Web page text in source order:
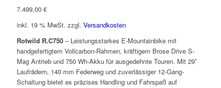
7.499,00 €
inkl. 19 % MwSt. zzgl. Versandkosten
Rotwild R.C750– Leistungsstarkes E-Mountainbike mit
handgefertigtem Vollcarbon-Rahmen, kräftigem Brose Drive S-
Mag Antrieb und 750 Wh-Akku für ausgedehnte Touren. Mit 29″
Laufrädern, 140 mm Federweg und zuverlässiger 12-Gang-
Schaltung bietet es präzises Handling und Fahrspaß auf